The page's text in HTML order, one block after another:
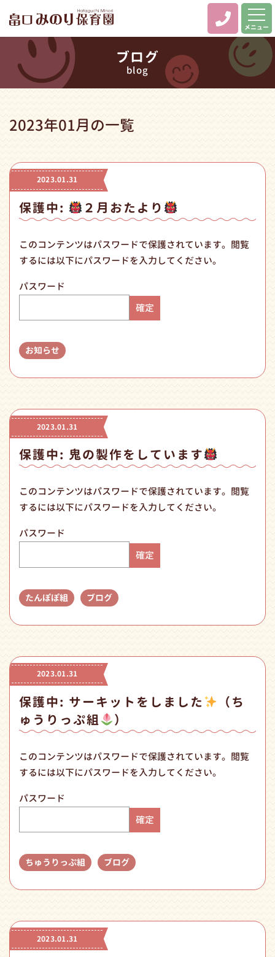
メニュー
ブログ
blog
2023年01月の一覧
2023.01.31
保護中: ２月おたより
このコンテンツはパスワードで保護されています。閲覧
するには以下にパスワードを入力してください。
パスワード
お知らせ
2023.01.31
保護中: 鬼の製作をしています
このコンテンツはパスワードで保護されています。閲覧
するには以下にパスワードを入力してください。
パスワード
たんぽぽ組 ブログ
2023.01.31
保護中: サーキットをしました
（ち
ゅうりっぷ組
）
このコンテンツはパスワードで保護されています。閲覧
するには以下にパスワードを入力してください。
パスワード
ちゅうりっぷ組 ブログ
2023.01.31